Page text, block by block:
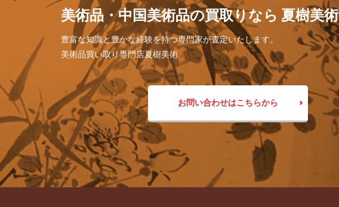
美術品・中国美術品の買取りなら 夏樹美術
豊富な知識と豊かな経験を持つ専門家が査定いたします。
美術品買い取り専門店夏樹美術
お問い合わせはこちらから